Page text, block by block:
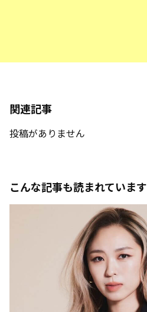
関連記事
投稿がありません
こんな記事も読まれています